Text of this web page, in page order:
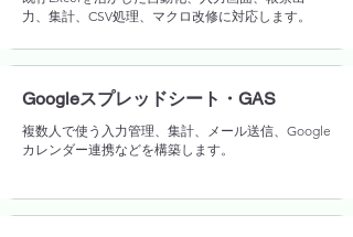
力、集計、CSV処理、マクロ改修に対応します。
Googleスプレッドシート・GAS
複数人で使う入力管理、集計、メール送信、Google
カレンダー連携などを構築します。